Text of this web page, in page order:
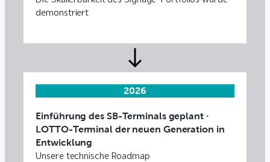
demonstriert
2026
Einführung des SB-Terminals geplant ·
LOTTO-Terminal der neuen Generation in
Entwicklung
Unsere technische Roadmap